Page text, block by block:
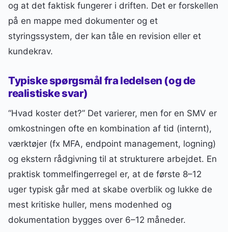
og at det faktisk fungerer i driften. Det er forskellen
på en mappe med dokumenter og et
styringssystem, der kan tåle en revision eller et
kundekrav.
Typiske spørgsmål fra ledelsen (og de
realistiske svar)
“Hvad koster det?” Det varierer, men for en SMV er
omkostningen ofte en kombination af tid (internt),
værktøjer (fx MFA, endpoint management, logning)
og ekstern rådgivning til at strukturere arbejdet. En
praktisk tommelfingerregel er, at de første 8–12
uger typisk går med at skabe overblik og lukke de
mest kritiske huller, mens modenhed og
dokumentation bygges over 6–12 måneder.